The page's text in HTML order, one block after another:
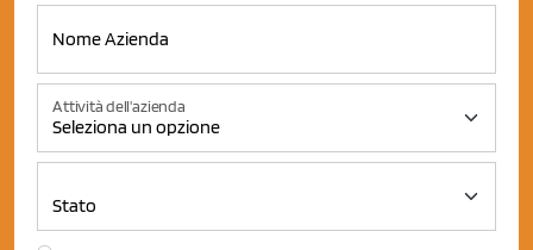
Attività dell'azienda